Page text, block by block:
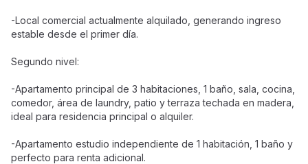
-Local comercial actualmente alquilado, generando ingreso
estable desde el primer día.
Segundo nivel:
-Apartamento principal de 3 habitaciones, 1 baño, sala, cocina,
comedor, área de laundry, patio y terraza techada en madera,
ideal para residencia principal o alquiler.
-Apartamento estudio independiente de 1 habitación, 1 baño y
perfecto para renta adicional.